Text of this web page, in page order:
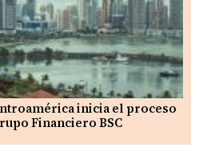
inicia el proceso
Financiero BSC